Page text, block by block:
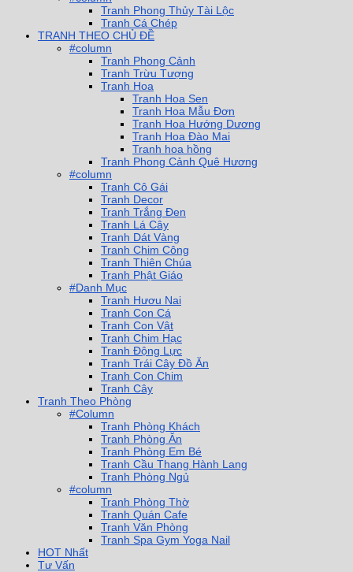
Tranh Phong Thủy Tài Lộc
Tranh Cá Chép
TRANH THEO CHỦ ĐỀ
#column
Tranh Phong Cảnh
Tranh Trừu Tượng
Tranh Hoa
Tranh Hoa Sen
Tranh Hoa Mẫu Đơn
Tranh Hoa Hướng Dương
Tranh Hoa Đào Mai
Tranh hoa hồng
Tranh Phong Cảnh Quê Hương
#column
Tranh Cô Gái
Tranh Decor
Tranh Trắng Đen
Tranh Lá Cây
Tranh Dát Vàng
Tranh Chim Công
Tranh Thiên Chúa
Tranh Phật Giáo
#Danh Mục
Tranh Hươu Nai
Tranh Con Cá
Tranh Con Vật
Tranh Chim Hạc
Tranh Động Lực
Tranh Trái Cây Đồ Ăn
Tranh Con Chim
Tranh Cây
Tranh Theo Phòng
#Column
Tranh Phòng Khách
Tranh Phòng Ăn
Tranh Phòng Em Bé
Tranh Cầu Thang Hành Lang
Tranh Phòng Ngủ
#column
Tranh Phòng Thờ
Tranh Quán Cafe
Tranh Văn Phòng
Tranh Spa Gym Yoga Nail
HOT Nhất
Tư Vấn